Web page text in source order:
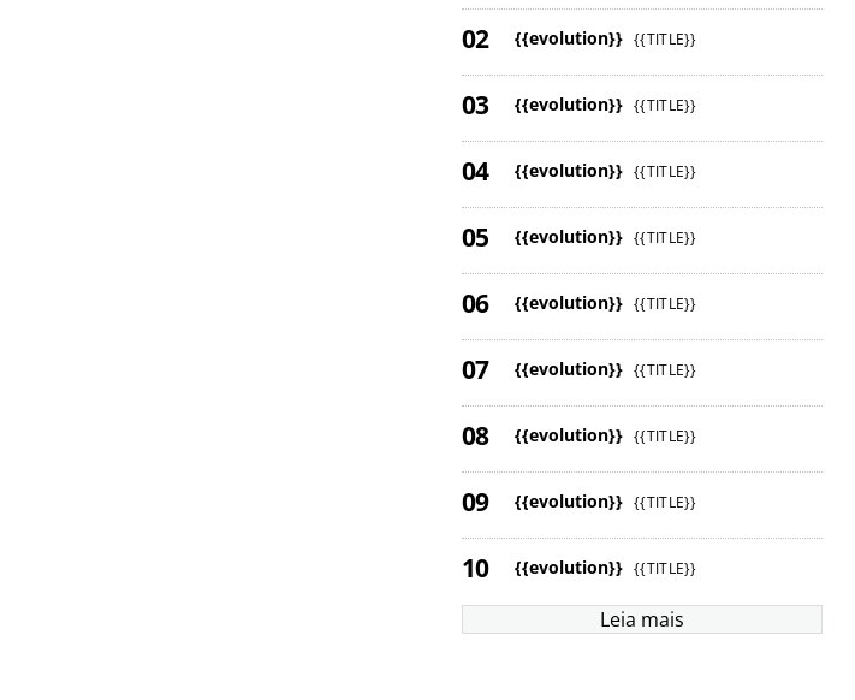
{{evolution}} {{TITLE}}
{{evolution}} {{TITLE}}
{{evolution}} {{TITLE}}
{{evolution}} {{TITLE}}
{{evolution}} {{TITLE}}
{{evolution}} {{TITLE}}
{{evolution}} {{TITLE}}
{{evolution}} {{TITLE}}
{{evolution}} {{TITLE}}
Leia mais